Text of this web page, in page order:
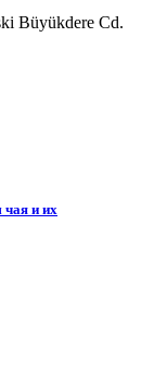
Büyükdere Cd.
и их